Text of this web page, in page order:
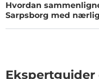
Hvordan
Sarpsborg med